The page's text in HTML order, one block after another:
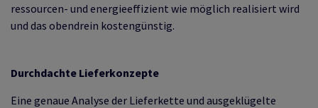
ressourcen- und energieeffizient wie möglich realisiert wird
und das obendrein kostengünstig.
Durchdachte Lieferkonzepte
Eine genaue Analyse der Lieferkette und ausgeklügelte